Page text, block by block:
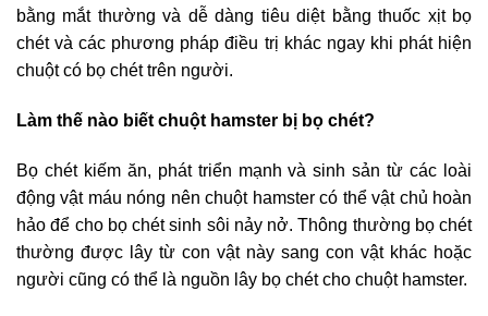
bằng mắt thường và dễ dàng tiêu diệt bằng thuốc xịt bọ
chét và các phương pháp điều trị khác ngay khi phát hiện
chuột có bọ chét trên người.
Làm thế nào biết chuột hamster bị bọ chét?
Bọ chét kiếm ăn, phát triển mạnh và sinh sản từ các loài
động vật máu nóng nên chuột hamster có thể vật chủ hoàn
hảo để cho bọ chét sinh sôi nảy nở. Thông thường bọ chét
thường được lây từ con vật này sang con vật khác hoặc
người cũng có thể là nguồn lây bọ chét cho chuột hamster.